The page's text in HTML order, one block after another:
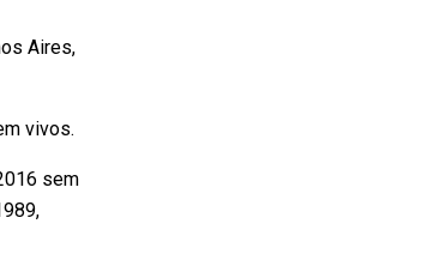
Aires,
vivos.
sem